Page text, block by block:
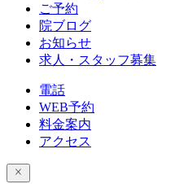
ご予約
院ブログ
お知らせ
求人・スタッフ募集
電話
WEB予約
料金案内
アクセス